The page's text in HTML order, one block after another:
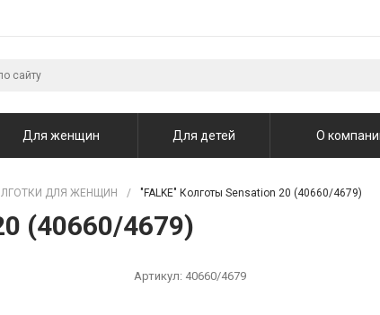
Для женщин Для детей О
ДЛЯ ЖЕНЩИН / "FALKE" Колготы Sensation 20 (40660/4679)
(40660/4679)
Артикул: 40660/4679